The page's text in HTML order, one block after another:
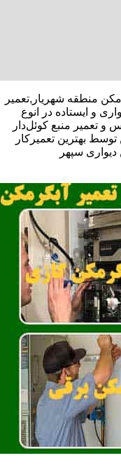
منطقه شهریار,تعمیر
و ایستاده در انوع
و تعمیر منبع کوئل‌دار
بهترین تعمیرکار
سپهر